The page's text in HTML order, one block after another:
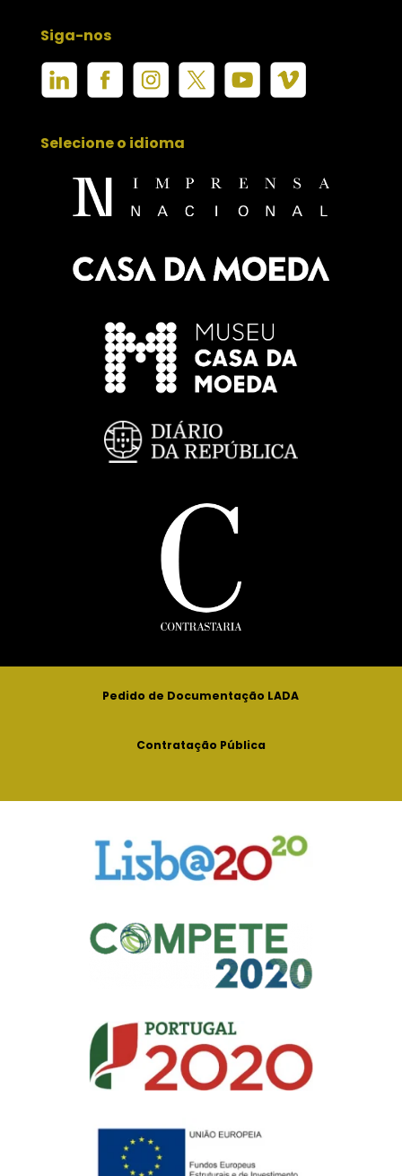
Siga-nos
Selecione o idioma
Pedido de Documentação LADA
Contratação Pública